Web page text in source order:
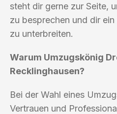
steht dir gerne zur Seite,
zu besprechen und dir
zu unterbreiten.
Warum Umzugskönig
Recklinghausen?
Bei der Wahl eines
Vertrauen und